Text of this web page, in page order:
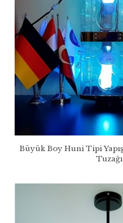
Büyük Boy Huni Tipi
Tuzağı